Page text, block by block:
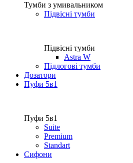
Тумби з умивальником
Підвісні тумби
Підвісні тумби
Astra W
Підлогові тумби
Дозатори
Пуфи 5в1
Пуфи 5в1
Suite
Premium
Standart
Сифони